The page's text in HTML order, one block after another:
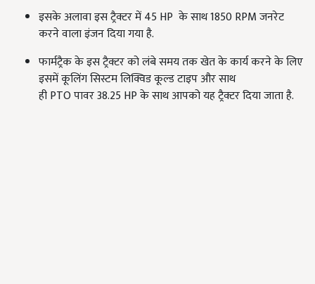
इसके अलावा इस ट्रैक्टर में 45 HP के साथ 1850 RPM जनरेट
करने वाला इंजन दिया गया है.
फार्मट्रैक के इस ट्रैक्टर को लंबे समय तक खेत के कार्य करने के लिए
इसमें कूलिंग सिस्टम लिक्विड कूल्ड टाइप और साथ
ही PTO पावर 38.25 HP के साथ आपको यह ट्रैक्टर दिया जाता है.